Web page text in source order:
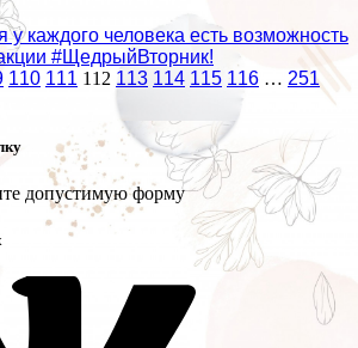
у каждого человека есть возможность
#ЩедрыйВторник!
110 111 112 113 114 115 116 … 251
допустимую форму